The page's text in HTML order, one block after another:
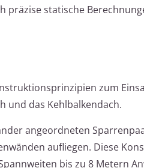
präzise statische
zum
und das Kehlbalkendach.
angeordneten
aufliegen. Diese
bis zu 8 Metern